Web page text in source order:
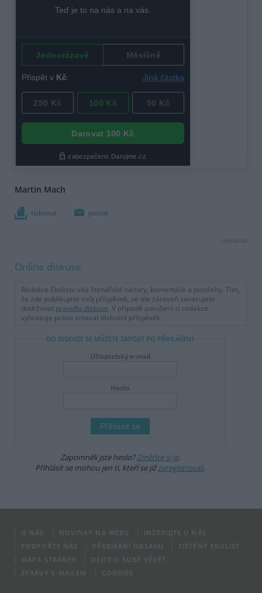
Martin Mach
tisknout poslat
reklama
Online diskuse
Redakce Ekolistu vítá čtenářské názory, komentáře a postřehy. Tím,
že zde publikujete svůj příspěvek, se ale zároveň zavazujete
dodržovat pravidla diskuse. V případě porušení si redakce
vyhrazuje právo smazat diskusní příspěvěk
DO DISKUZE SE MŮŽETE ZAPOJIT PO PŘIHLÁŠENÍ
Uživatelský e-mail
Heslo
Zapomněli jste heslo?Změňte si je.
Přihlásit se mohou jen ti, kteří se jižzaregistrovali.
O NÁS NOVINKY NA WEBU
INZERUJTE U NÁS
PODPOŘTE NÁS
PŘEBÍRÁNÍ OBSAHU
TIŠTĚNÝ EKOLIST
MAPA STRÁNEK
DEJTE O SOBĚ VĚDĚT
ZPRÁVY E-MAILEM
COOKIES